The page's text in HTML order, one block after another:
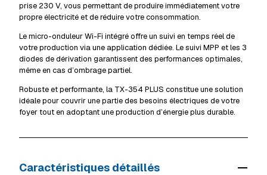
prise 230 V, vous permettant de produire immédiatement votre
propre électricité et de réduire votre consommation.
Le micro-onduleur Wi-Fi intégré offre un suivi en temps réel de
votre production via une application dédiée. Le suivi MPP et les 3
diodes de dérivation garantissent des performances optimales,
même en cas d’ombrage partiel.
Robuste et performante, la TX-354 PLUS constitue une solution
idéale pour couvrir une partie des besoins électriques de votre
foyer tout en adoptant une production d’énergie plus durable.
Caractéristiques détaillés